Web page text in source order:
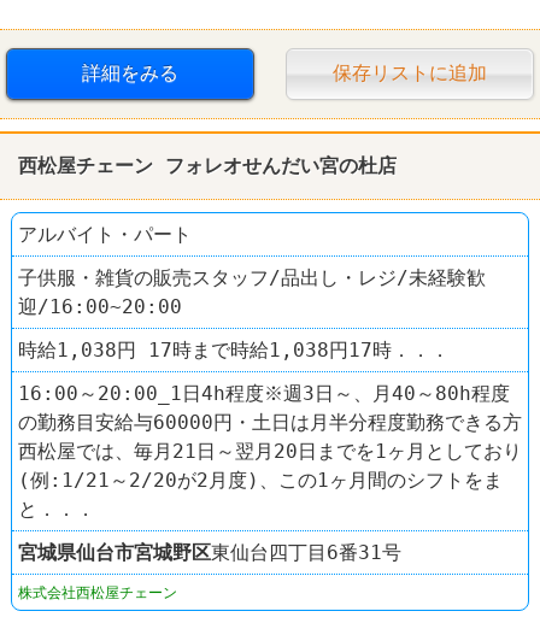
詳細をみる 保存リストに追加
西松屋チェーン フォレオせんだい宮の杜店
アルバイト・パート
子供服・雑貨の販売スタッフ/品出し・レジ/未経験歓
迎/16:00~20:00
時給1,038円 17時まで時給1,038円17時．．．
16:00～20:00_1日4h程度※週3日～、月40～80h程度
の勤務目安給与60000円・土日は月半分程度勤務できる方
西松屋では、毎月21日～翌月20日までを1ヶ月としており
(例:1/21～2/20が2月度)、この1ヶ月間のシフトをま
と．．．
宮城県仙台市宮城野区東仙台四丁目6番31号
株式会社西松屋チェーン